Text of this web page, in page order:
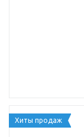
Хиты продаж